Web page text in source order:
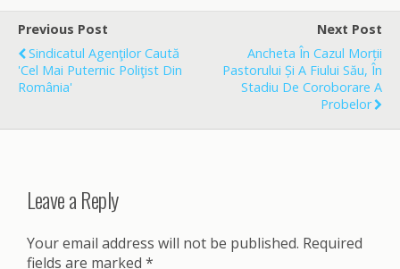
b
o
o
k
l
e
Previous Post
Sindicatul Agenţilor Caută
'Cel Mai Puternic Poliţist Din
România'
Next Post
Ancheta În Cazul Morții
Pastorului Și A Fiului Său, În
Stadiu De Coroborare A
Probelor
Leave a Reply
Your email address will not be published. Required
fields are marked *